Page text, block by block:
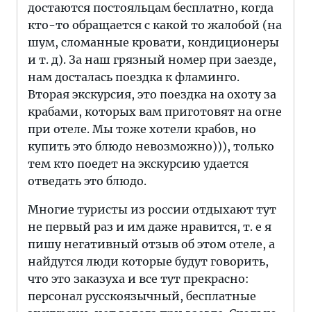
достаются постояльцам бесплатно, когда
кто-то обращается с какой то жалобой (на
шум, сломанные кровати, кондиционеры
и т. д). За наш грязный номер при заезде,
нам досталась поездка к фламинго.
Вторая экскурсия, это поездка на охоту за
крабами, которых вам приготовят на огне
при отеле. Мы тоже хотели крабов, но
купить это блюдо невозможно))), только
тем кто поедет на экскурсию удается
отведать это блюдо.
Многие туристы из россии отдыхают тут
не первый раз и им даже нравится, т. е я
пишу негативный отзыв об этом отеле, а
найдутся люди которые будут говорить,
что это заказуха и все тут прекрасно:
персонал русскоязычный, бесплатные